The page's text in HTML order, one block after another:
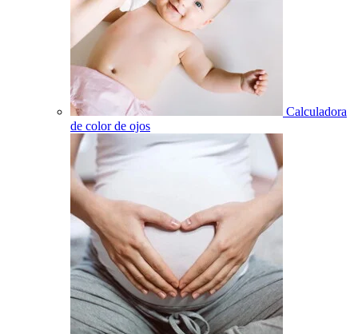
Calculadora
de color de ojos